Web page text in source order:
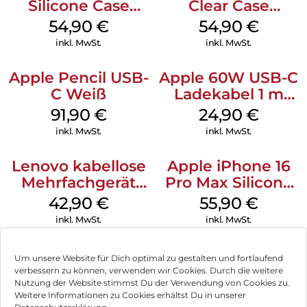
Um unsere Website für Dich optimal zu gestalten und fortlaufend
verbessern zu können, verwenden wir Cookies. Durch die weitere
Nutzung der Website stimmst Du der Verwendung von Cookies zu.
Weitere Informationen zu Cookies erhältst Du in unserer
Silicone Case
MagSafe Black
54,90 €
inkl. MwSt.
Clear Case
MagSafe
Transparent
54,90 €
inkl. MwSt.
Apple Pencil USB-
C Weiß
91,90 €
inkl. MwSt.
Apple 60W USB-C
Ladekabel 1 m
Weiß
24,90 €
inkl. MwSt.
Lenovo kabellose
Mehrfachgerät
Luna Grey
42,90 €
inkl. MwSt.
Apple iPhone 16
Pro Max Silicone
Case MagSafe
Stone Gray
55,90 €
inkl. MwSt.
Impressum